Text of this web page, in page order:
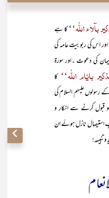
بآلاء اللّٰہ‘‘کا ہے
اور اس کی ربوبیتِ عامہ کی
کی دعوت ۔اور سورۃ
بایّام اللّٰہ‘‘کا
رسولوں علیہم السلام کی
کرنے سے انکار و
استیصال نازل ہوئے ان